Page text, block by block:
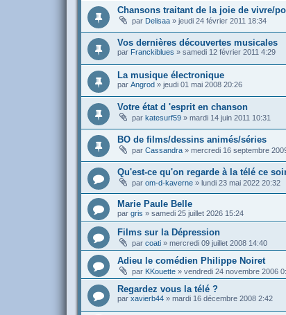
Chansons traitant de la joie de vivre/
par Delisaa » jeudi 24 février 2011 18:34
Vos dernières découvertes musicales
par Franckiblues » samedi 12 février 2011 4:29
La musique électronique
par Angrod » jeudi 01 mai 2008 20:26
Votre état d 'esprit en chanson
par katesurf59 » mardi 14 juin 2011 10:31
BO de films/dessins animés/séries
par Cassandra » mercredi 16 septembre
Qu'est-ce qu'on regarde à la télé ce
par om-d-kaverne » lundi 23 mai 2022 20:32
Marie Paule Belle
par gris » samedi 25 juillet 2026 15:24
Films sur la Dépression
par coati » mercredi 09 juillet 2008 14:40
Adieu le comédien Philippe Noiret
par KKouette » vendredi 24 novembre 2006
Regardez vous la télé ?
par xavierb44 » mardi 16 décembre 2008 2:42